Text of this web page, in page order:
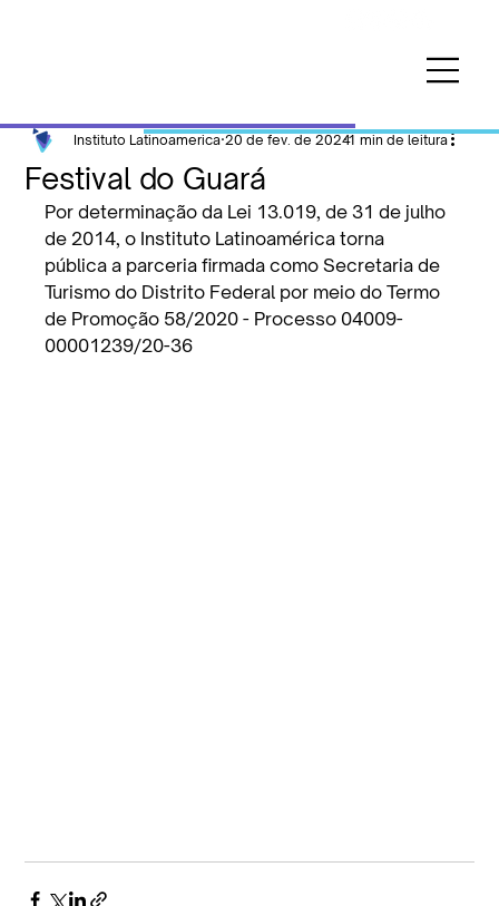
Festival do Guará
Instituto Latinoamerica 20 de fev. de 20241 min de leitura
Por determinação da Lei 13.019, de 31 de julho
de 2014, o Instituto Latinoamérica torna
pública a parceria firmada como Secretaria de
Turismo do Distrito Federal por meio do Termo
de Promoção 58/2020 - Processo 04009-
00001239/20-36